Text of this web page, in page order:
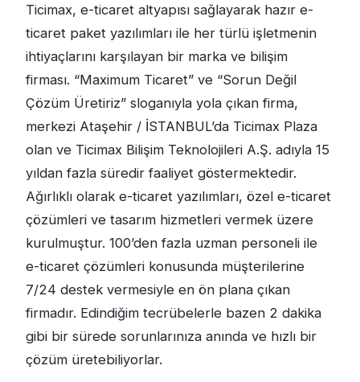
Ticimax, e-ticaret altyapısı sağlayarak hazır e-
ticaret paket yazılımları ile her türlü işletmenin
ihtiyaçlarını karşılayan bir marka ve bilişim
firması. “Maximum Ticaret” ve “Sorun Değil
Çözüm Üretiriz” sloganıyla yola çıkan firma,
merkezi Ataşehir / İSTANBUL’da Ticimax Plaza
olan ve Ticimax Bilişim Teknolojileri A.Ş. adıyla 15
yıldan fazla süredir faaliyet göstermektedir.
Ağırlıklı olarak e-ticaret yazılımları, özel e-ticaret
çözümleri ve tasarım hizmetleri vermek üzere
kurulmuştur. 100’den fazla uzman personeli ile
e-ticaret çözümleri konusunda müşterilerine
7/24 destek vermesiyle en ön plana çıkan
firmadır. Edindiğim tecrübelerle bazen 2 dakika
gibi bir sürede sorunlarınıza anında ve hızlı bir
çözüm üretebiliyorlar.